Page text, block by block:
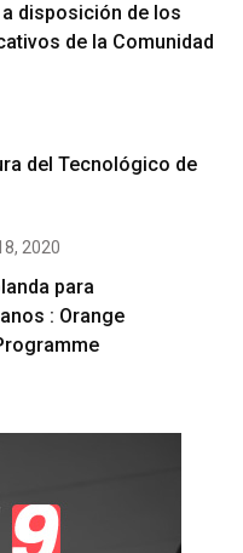
disposición de los
de la Comunidad
del Tecnológico de
2020
para
: Orange